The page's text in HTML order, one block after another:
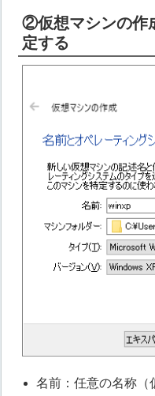
②仮想マシンの作
定する
名前：任意の名称（